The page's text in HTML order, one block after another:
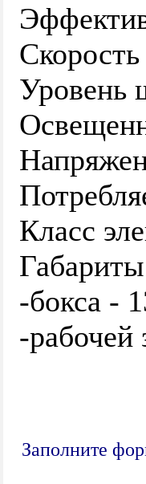
Уровень
Класс
-бокса -
-
Заполните